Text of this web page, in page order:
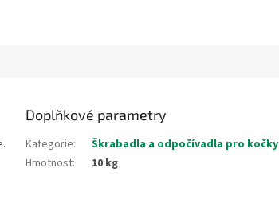
Doplňkové parametry
Kategorie:
Škrabadla a odpočívadla pro kočky
Hmotnost: 10 kg